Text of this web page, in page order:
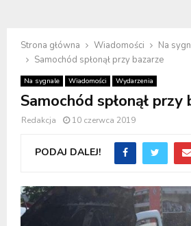
Strona główna Wiadomości
Na
Samochód spłonął przy bazarze
Na sygnale Wiadomości Wydarzenia
Samochód spłonął przy
Redakcja 10 czerwca 2019
PODAJ DALEJ!